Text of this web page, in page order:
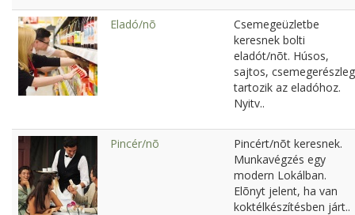
Eladó/nõ
Csemegeüzletbe
keresnek bolti
eladót/nõt. Húsos,
sajtos, csemegerészleg
tartozik az eladóhoz.
Nyitv..
Pincér/nõ
Pincért/nõt keresnek.
Munkavégzés egy
modern Lokálban.
Elõnyt jelent, ha van
koktélkészítésben járt..